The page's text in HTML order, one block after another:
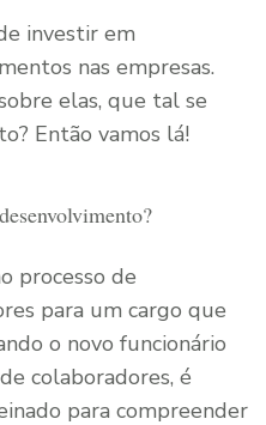
investir em
nas empresas.
elas, que tal se
Então vamos lá!
processo de
para um cargo que
o novo funcionário
colaboradores, é
para compreender